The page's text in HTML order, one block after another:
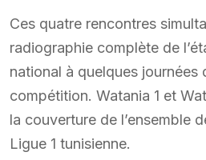
Ces quatre rencontres
radiographie complète de
national à quelques journées
compétition. Watania 1 et
la couverture de l’ensemble
Ligue 1 tunisienne.